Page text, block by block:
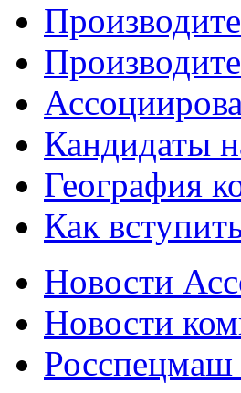
Кандидаты
География
Как
Новости
Новости